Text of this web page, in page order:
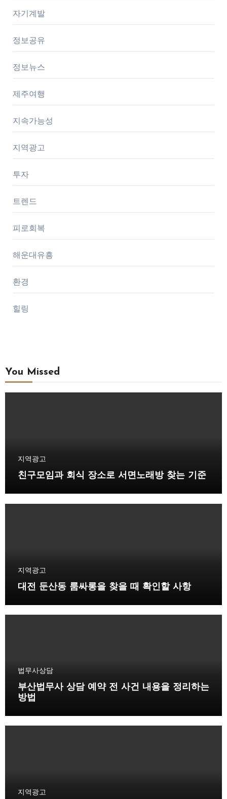
자기계발
정보공유
정보뉴스
제주여행
지속가능성
지역광고
투자
트렌드
피로회복
해운대유흥
환경
힐링
You Missed
지역광고
친구모임과 회식 장소로 서면노래방 찾는 기준
지역광고
대전 둔산동 룸싸롱을 찾을 때 확인할 사항
법무사상담
부산법무사 상담 예약 전 사건 내용을 정리하는
방법
지역광고